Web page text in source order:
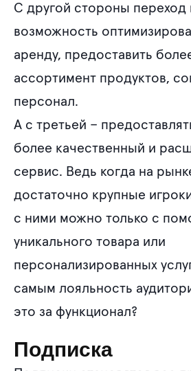
С другой стороны переход
возможность
аренду, предоставить
ассортимент продуктов,
персонал.
А с третьей –
более качественный и
сервис. Ведь когда на
достаточно крупные
с ними можно только с
уникального товара или
персонализированных
самым лояльность
это за функционал?
Подписка